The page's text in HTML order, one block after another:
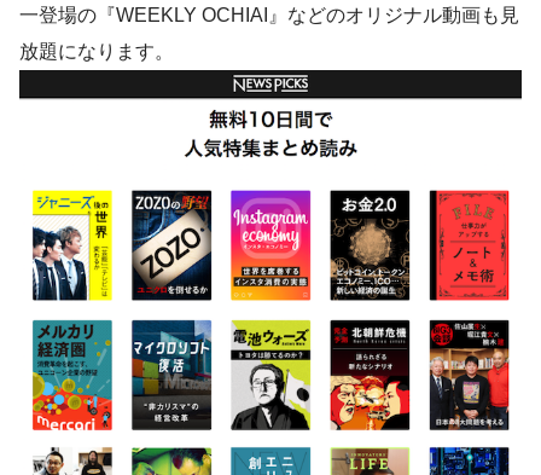
一登場の『WEEKLY OCHIAI』などのオリジナル動画も見
放題になります。